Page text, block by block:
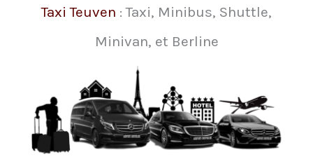
Taxi Teuven : Taxi, Minibus, Shuttle,
Minivan, et Berline